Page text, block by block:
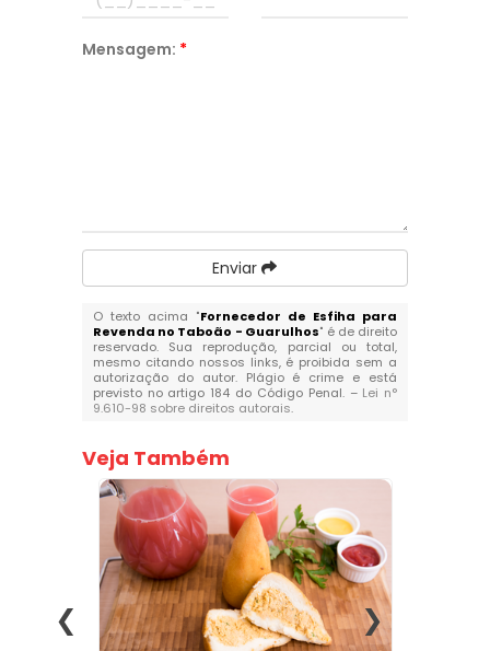
Mensagem: *
Enviar
O texto acima "Fornecedor de Esfiha para
Revenda no Taboão - Guarulhos" é de direito
reservado. Sua reprodução, parcial ou total,
mesmo citando nossos links, é proibida sem a
autorização do autor. Plágio é crime e está
previsto no artigo 184 do Código Penal. – Lei n°
9.610-98 sobre direitos autorais.
Veja Também